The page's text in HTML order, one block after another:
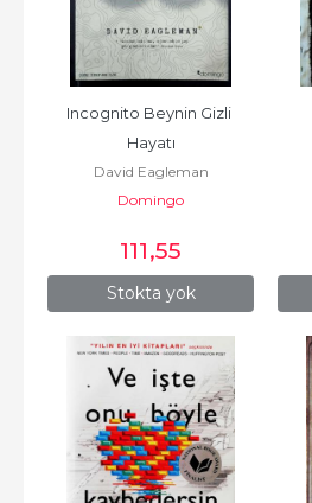
Stokta yok
Incognito Beynin Gizli
Hayatı
David Eagleman
Domingo
111,55